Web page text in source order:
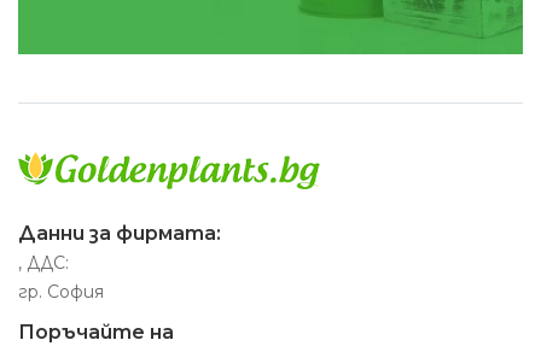
Данни за фирмата:
, ДДС:
гр. София
Поръчайте на